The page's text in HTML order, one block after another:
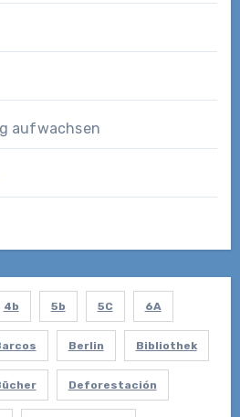
aufwachsen
4b 5b 5C 6A
Berlin Bibliothek
Deforestación